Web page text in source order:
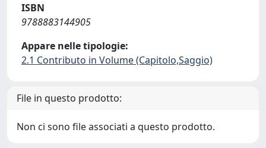
ISBN
9788883144905
Appare nelle tipologie:
2.1 Contributo in Volume (Capitolo,Saggio)
File in questo prodotto:
Non ci sono file associati a questo prodotto.